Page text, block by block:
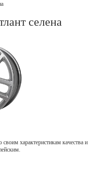
селена
характеристикам качества и